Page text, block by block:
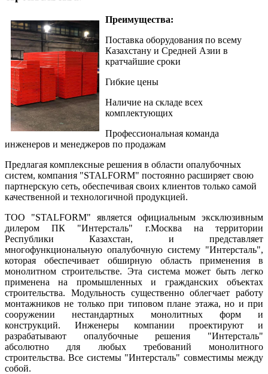
Преимущества:
Поставка оборудования по всему
Казахстану и Средней Азии в
кратчайшие сроки
Гибкие цены
Наличие на складе всех
комплектующих
Профессиональная команда
инженеров и менеджеров по продажам
Предлагая комплексные решения в области опалубочных
систем, компания "STALFORM" постоянно расширяет свою
партнерскую сеть, обеспечивая своих клиентов только самой
качественной и технологичной продукцией.
ТОО "STALFORM" является официальным эксклюзивным
дилером ПК "Интерсталь" г.Москва на территории
Республики Казахстан, и представляет
многофункциональную опалубочную систему "Интерсталь",
которая обеспечивает обширную область применения в
монолитном строительстве. Эта система может быть легко
применена на промышленных и гражданских объектах
строительства. Модульность существенно облегчает работу
монтажников не только при типовом плане этажа, но и при
сооружении нестандартных монолитных форм и
конструкций. Инженеры компании проектируют и
разрабатывают опалубочные решения "Интерсталь"
абсолютно для любых требований монолитного
строительства. Все системы "Интерсталь" совместимы между
собой.